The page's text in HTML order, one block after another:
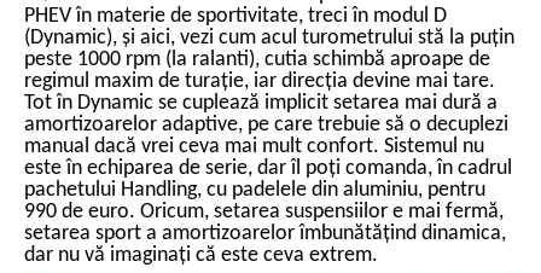
PHEV în materie de sportivitate, treci în modul D
(Dynamic), și aici, vezi cum acul turometrului stă la puțin
peste 1000 rpm (la ralanti), cutia schimbă aproape de
regimul maxim de turație, iar direcția devine mai tare.
Tot în Dynamic se cuplează implicit setarea mai dură a
amortizoarelor adaptive, pe care trebuie să o decuplezi
manual dacă vrei ceva mai mult confort. Sistemul nu
este în echiparea de serie, dar îl poți comanda, în cadrul
pachetului Handling, cu padelele din aluminiu, pentru
990 de euro. Oricum, setarea suspensiilor e mai fermă,
setarea sport a amortizoarelor îmbunătățind dinamica,
dar nu vă imaginați că este ceva extrem.